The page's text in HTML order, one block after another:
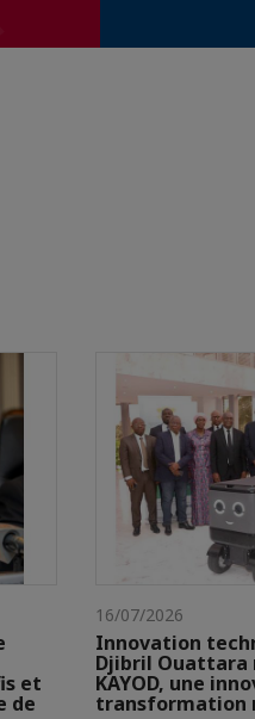
et
de
16/07/2026
Innovation
Djibril Ouattara
KAYOD, une
transformation